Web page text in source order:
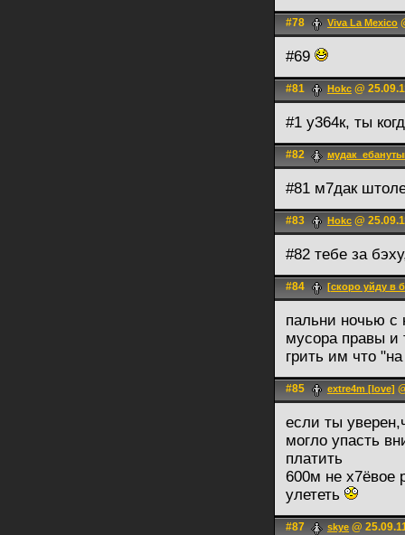
#78 Viva La Mexico
#69
#81 Hokc @
#1 у364к, ты
#82
#81 м7дак
#83 Hokc @
#82 тебе за
#84 [скоро уйду в
пальни ночью с
мусора правы и
грить им что
#85 extre4m [love]
если ты
могло упасть
платить
600м не х7ёвое
улететь
#87 skye @